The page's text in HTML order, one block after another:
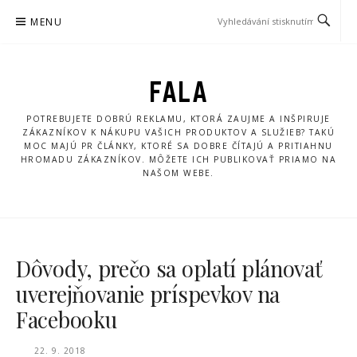
MENU
FALA
POTREBUJETE DOBRÚ REKLAMU, KTORÁ ZAUJME A INŠPIRUJE
ZÁKAZNÍKOV K NÁKUPU VAŠICH PRODUKTOV A SLUŽIEB? TAKÚ
MOC MAJÚ PR ČLÁNKY, KTORÉ SA DOBRE ČÍTAJÚ A PRITIAHNU
HROMADU ZÁKAZNÍKOV. MÔŽETE ICH PUBLIKOVAŤ PRIAMO NA
NAŠOM WEBE.
Dôvody, prečo sa oplatí plánovať
uverejňovanie príspevkov na
Facebooku
22. 9. 2018